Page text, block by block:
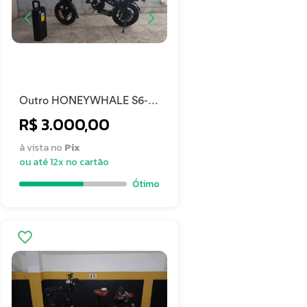
Outro HONEYWHALE S6-S
R$ 3.000,00
à vista no Pix
ou até 12x no cartão
Ótimo